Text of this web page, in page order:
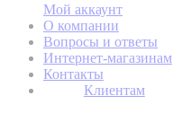
Мой аккаунт
О компании
Вопросы и ответы
Интернет-магазинам
Контакты
Клиентам